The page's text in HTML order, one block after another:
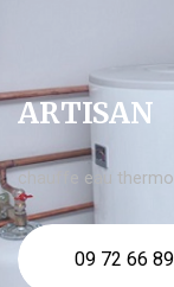
ARTISAN
chauffe eau
09 72 66